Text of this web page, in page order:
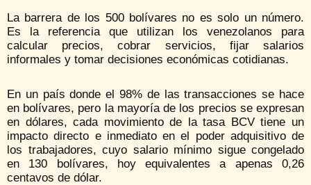
La barrera de los 500 bolívares no es solo un número.
Es la referencia que utilizan los venezolanos para
calcular precios, cobrar servicios, fijar salarios
informales y tomar decisiones económicas cotidianas.
En un país donde el 98% de las transacciones se hace
en bolívares, pero la mayoría de los precios se expresan
en dólares, cada movimiento de la tasa BCV tiene un
impacto directo e inmediato en el poder adquisitivo de
los trabajadores, cuyo salario mínimo sigue congelado
en 130 bolívares, hoy equivalentes a apenas 0,26
centavos de dólar.